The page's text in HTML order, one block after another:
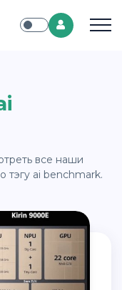
тэгу ai benchmark.